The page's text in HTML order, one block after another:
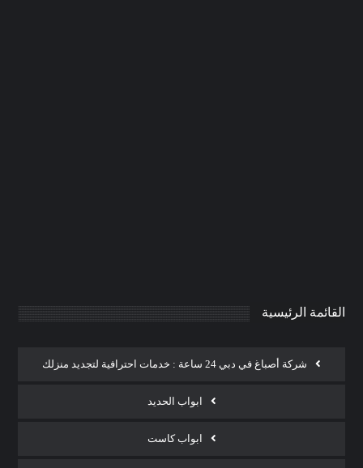
القائمة الرئيسية
شركة أصباغ في دبي 24 ساعة : خدمات احترافية لتجديد منزلك
ابواب الحديد
ابواب كاست